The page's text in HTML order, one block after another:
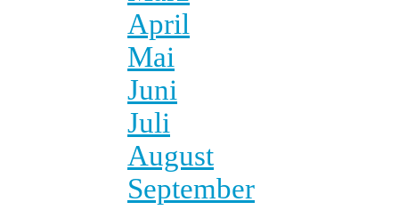
April
Mai
Juni
Juli
August
September